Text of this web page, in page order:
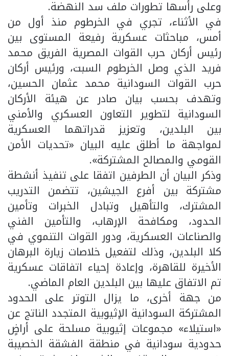
وعلى رأسها تطورات ملف سد النهضة.
في الأثناء، تجري في الخرطوم منذ أول من
أمس، مباحثات عسكرية رفيعة المستوى بين
رئيس أركان حرب القوات المصرية الفريق محمد
فريد الذي وصل الخرطوم السبت، ورئيس أركان
حرب القوات السودانية محمد عثمان الحسين،
وتهدف بحسب بيان صادر عن هيئة الأركان
السودانية لتطوير التعاون العسكري والأمني
بين البلدين، وتعزيز قدراتهما العسكرية
لمواجهة ما أطلق عليه البيان «تحديات الأمن
القومي والمصالح المشتركة».
وذكر البيان أن الطرفين اتفقا على تنفيذ أنشطة
مشتركة بين أفرع الجيشين، تتضمن التدريب
المشترك، والتأهيل وتبادل الخبرات وتأمين
الحدود، ومكافحة الإرهاب، والتأمين الفني
والصناعات العسكرية، ودور القوات التنموي في
كلا البلدين، وذلك لتفعيل خلاصات زيارة البرهان
الأخيرة للقاهرة، وإعادة إحياء اتفاقات عسكرية
تم الاتفاق عليها بين البلدين العام الماضي.
من جهة أخرى، ما يزال التوتر على الحدود
المشتركة السودانية الإثيوبية المتجدد الناتج عن
«استيلاء» مجموعات إثيوبية مسلحة على أراضٍ
حدودية سودانية في منطقة الفشقة الخصيبة